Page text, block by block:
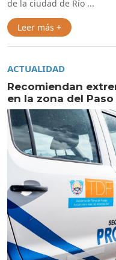
de la ciudad de Río ...
Leer más +
ACTUALIDAD
Recomiendan
en la zona del